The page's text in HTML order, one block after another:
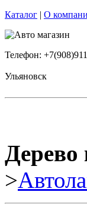
Каталог | О
Телефон:
Ульяновск
Дерево
>